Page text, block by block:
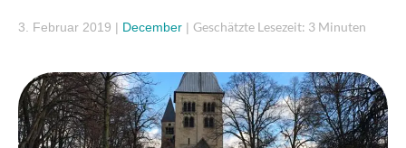
3. Februar 2019 | December | Geschätzte Lesezeit: 3 Minuten